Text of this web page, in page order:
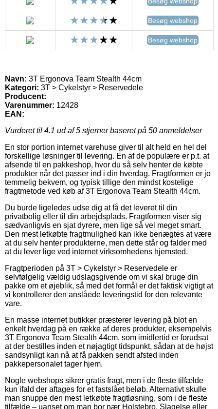
Besøg webshop
Besøg webshop
Navn: 3T Ergonova Team Stealth 44cm
Kategori: 3T > Cykelstyr > Reservedele
Producent:
Varenummer: 12428
EAN:
Vurderet til 4.1 ud af 5 stjerner baseret på 50 anmeldelser
En stor portion internet varehuse giver til alt held en hel del
forskellige løsninger til levering. En af de populære er p.t. at
afsende til en pakkeshop, hvor du så selv henter de købte
produkter når det passer ind i din hverdag. Fragtformen er jo
temmelig bekvem, og typisk tillige den mindst kostelige
fragtmetode ved køb af 3T Ergonova Team Stealth 44cm.
Du burde ligeledes udse dig at få det leveret til din
privatbolig eller til din arbejdsplads. Fragtformen viser sig
sædvanligvis en sjat dyrere, men lige så vel meget smart.
Den mest letkøbte fragtmulighed kan ikke benægtes at være
at du selv henter produkterne, men dette står og falder med
at du lever lige ved internet virksomhedens hjemsted.
Fragtperioden på 3T > Cykelstyr > Reservedele er
selvfølgelig vældig udslagsgivende om vi skal bruge din
pakke om et øjeblik, så med det formål er det faktisk vigtigt at
vi kontrollerer den anslåede leveringstid for den relevante
vare.
En masse internet butikker præsterer levering på blot en
enkelt hverdag på en række af deres produkter, eksempelvis
3T Ergonova Team Stealth 44cm, som imidlertid er forudsat
at der bestilles inden et nøjagtigt tidspunkt, sådan at de højst
sandsynligt kan nå at få pakken sendt afsted inden
pakkepersonalet tager hjem.
Nogle webshops sikrer gratis fragt, men i de fleste tilfælde
kun ifald der aftages for et fastslået beløb. Alternativt skulle
man snuppe den mest letkøbte fragtløsning, som i de fleste
tilfælde – uanset om man bor nær Holstebro, Slagelse eller